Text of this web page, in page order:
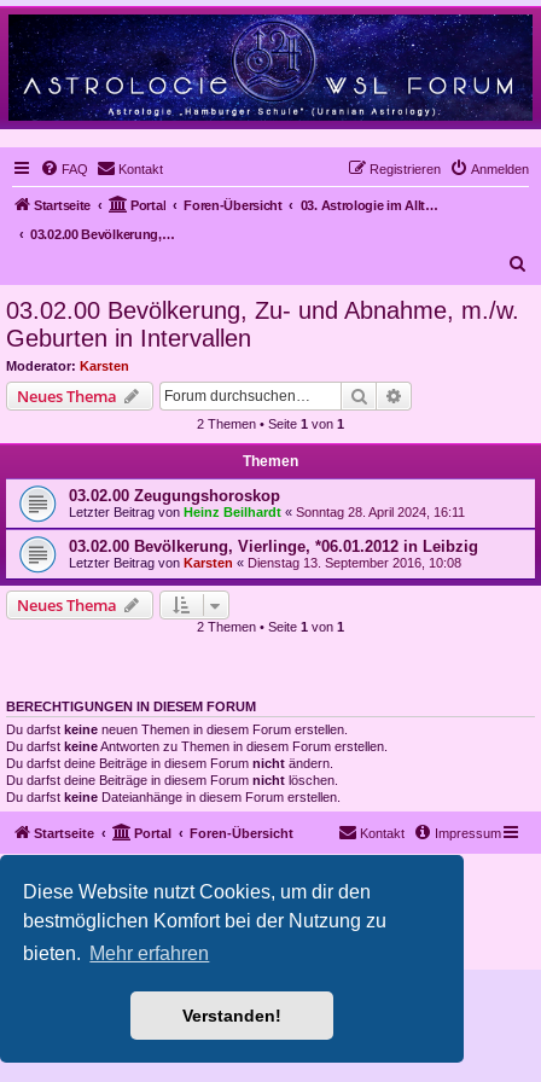
Diese Website nutzt Cookies, um dir den
bestmöglichen Komfort bei der Nutzung zu
bieten. Mehr erfahren
Verstanden!
FAQ Kontakt Anmelden
Registrieren
Startseite Portal Foren-Übersicht
03. Astrologie im Alltag, Mundanastrologie, Stundenastrologie, Objekt-Astrologie
03.02.00 Bevölkerung, Zu- und Abnahme, m./w. Geburten in Intervallen
03.02.00 Bevölkerung, Zu- und Abnahme, m./w.
Geburten in Intervallen
Moderator: Karsten
Neues Thema Suche
2 Themen • Seite 1 von 1
Themen
03.02.00 Zeugungshoroskop
Letzter Beitrag von Heinz Beilhardt « Sonntag 28. April 2024, 16:11
03.02.00 Bevölkerung, Vierlinge, *06.01.2012 in Leibzig
Letzter Beitrag von Karsten « Dienstag 13. September 2016, 10:08
Neues Thema
2 Themen • Seite 1 von 1
BERECHTIGUNGEN IN DIESEM FORUM
Du darfst keine neuen Themen in diesem Forum erstellen.
Du darfst keineAntworten zu Themen in diesem Forum erstellen.
Du darfst deine Beiträge in diesem Forum nicht ändern.
Du darfst deine Beiträge in diesem Forum nicht löschen.
Du darfst keine Dateianhänge in diesem Forum erstellen.
Startseite Portal Foren-Übersicht Impressum
Kontakt
Powered byphpBB ® Forum Software © phpBB Limited
Deutsche Übersetzung durchphpBB.de
Datenschutz